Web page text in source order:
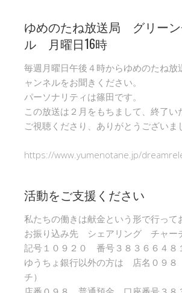
ゆめのたね放送局 グリー
ル 月曜日16時
毎週月曜日午後４時からゆめのたね放
ャンネルをお聞きください。
パーソナリティは篠田です。
この放送は２月をもちまして、終了い
ご視聴くださり、ありがとうございま
https://www.yumenotane.jp/
活動をご支援ください
私たちの働きは献金という形で行って
お振り込み先 シェアリング チャー
記号１０９２０ 番号３８３６６４８
ゆうちょ銀行以外の方は 店名０９８
チ）